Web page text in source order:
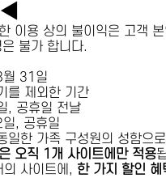
이용 상의 불이익은 고객
불가 합니다.
31일
를 제외한 기간
, 공휴일 전날
, 공휴일
일한 가족 구성원의 성함으로
오직 1개 사이트에만 적용
사이트에, 한 가지 할인